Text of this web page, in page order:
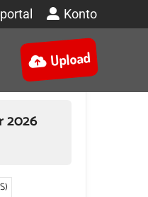
Konto
Upload
2026